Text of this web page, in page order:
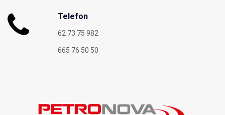
Telefon
62 73 75 982
665 76 50 50